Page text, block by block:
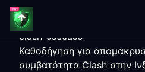
clash-usecase
Καθοδήγηση για
συμβατότητα Clash στην